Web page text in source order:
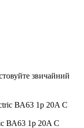
звичайний
ВА63 1р 20A C